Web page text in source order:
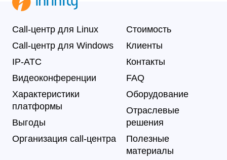
Call-центр для Linux
Call-центр для Windows
IP-АТС
Видеоконференции
Характеристики
платформы
Выгоды
Организация call-центра
Стоимость
Клиенты
Контакты
FAQ
Оборудование
Отраслевые
решения
Полезные
материалы